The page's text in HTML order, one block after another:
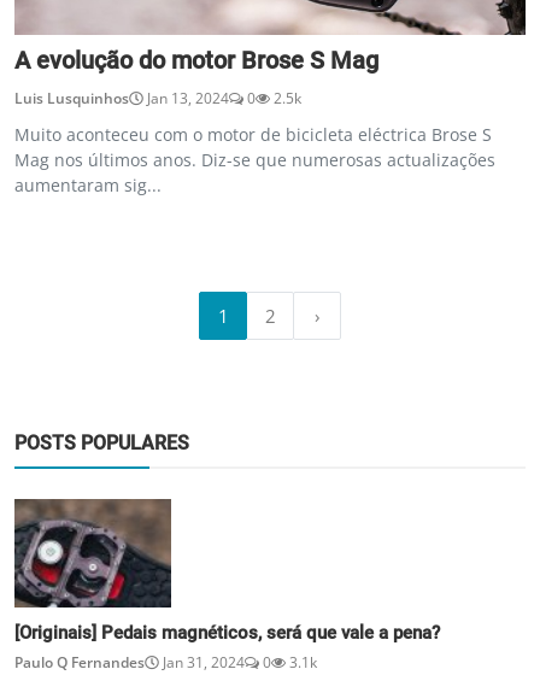
A evolução do motor Brose S Mag
Luis Lusquinhos Jan 13, 2024 0 2.5k
Muito aconteceu com o motor de bicicleta eléctrica Brose S
Mag nos últimos anos. Diz-se que numerosas actualizações
aumentaram sig...
1 2 ›
POSTS POPULARES
[Originais] Pedais magnéticos, será que vale a pena?
Paulo Q Fernandes Jan 31, 2024 0 3.1k